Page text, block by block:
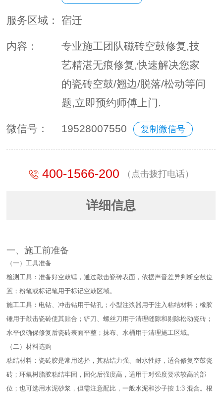
服务区域： 宿迁
内容：
专业施工团队磁砖空鼓修复,技
艺精湛无痕修复,快速解决您家
的瓷砖空鼓/翘边/脱落/松动等问
题,立即预约师傅上门.
微信号： 19528007550 复制微信号
400-1566-200 （点击拨打电话）
详细信息
一、施工前准备​
（一）工具准备​
检测工具：准备好空鼓锤，通过敲击瓷砖表面，依据声音差异判断空鼓位
置；粉笔或标记笔用于标记空鼓区域。​
施工工具：电钻、冲击钻用于钻孔；小型注浆器用于注入粘结材料；橡胶
锤用于敲击瓷砖使其贴合；铲刀、螺丝刀用于清理缝隙和剔除松动瓷砖；
水平仪确保修复后瓷砖表面平整；抹布、水桶用于清理施工区域。​
（二）材料选购​
粘结材料：瓷砖胶是常用选择，其粘结力强、耐水性好，适合修复空鼓瓷
砖；环氧树脂胶粘结牢固，固化后强度高，适用于对强度要求较高的部
位；也可选用水泥砂浆，但需注意配比，一般水泥和沙子按 1:3 混合。根